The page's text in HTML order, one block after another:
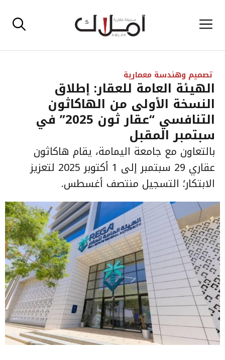
إلى القائمة
تصميم وهندسة معمارية
الهيئة العامة للعقار: إطلاق
النسخة الأولى من الهاكاثون
التنافسي “عقار ثون 2025” في
سبتمبر المقبل
بالتعاون مع جامعة اليمامة، يقام هاكاثون
عقاري 29 سبتمبر إلى 1 أكتوبر 2025 لتعزيز
الابتكار؛ التسجيل منتصف أغسطس.